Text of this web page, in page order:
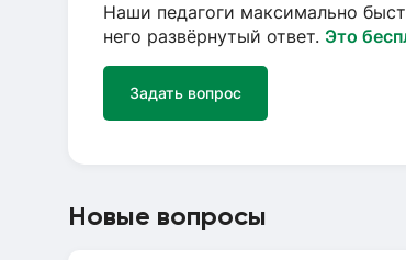
Наши педагоги максимально
него развёрнутый ответ. Это
Задать вопрос
Новые вопросы